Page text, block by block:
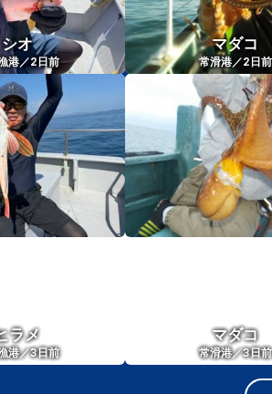
シオ
港／2 日前
マダコ
常滑港／2 日前
ラメ
港／3日前
マダコ
常滑港／3日前